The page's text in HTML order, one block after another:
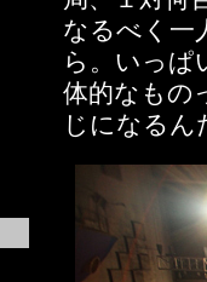
なるべく一
ら。いっぱ
体的なもの
じになるん